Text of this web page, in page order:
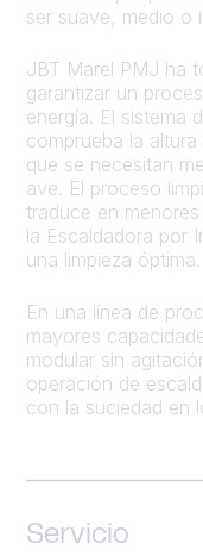
ser suave, medio o
JBT Marel PMJ ha
garantizar un
energía. El sistema
comprueba la
que se necesitan
ave. El proceso
traduce en
la Escaldadora por
una limpieza óptima.
En una línea de
mayores
modular sin
operación de
con la suciedad en
Servicio